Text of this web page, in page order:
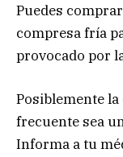
Puedes
compresa fría
provocado por
Posiblemente
frecuente sea
Informa a tu